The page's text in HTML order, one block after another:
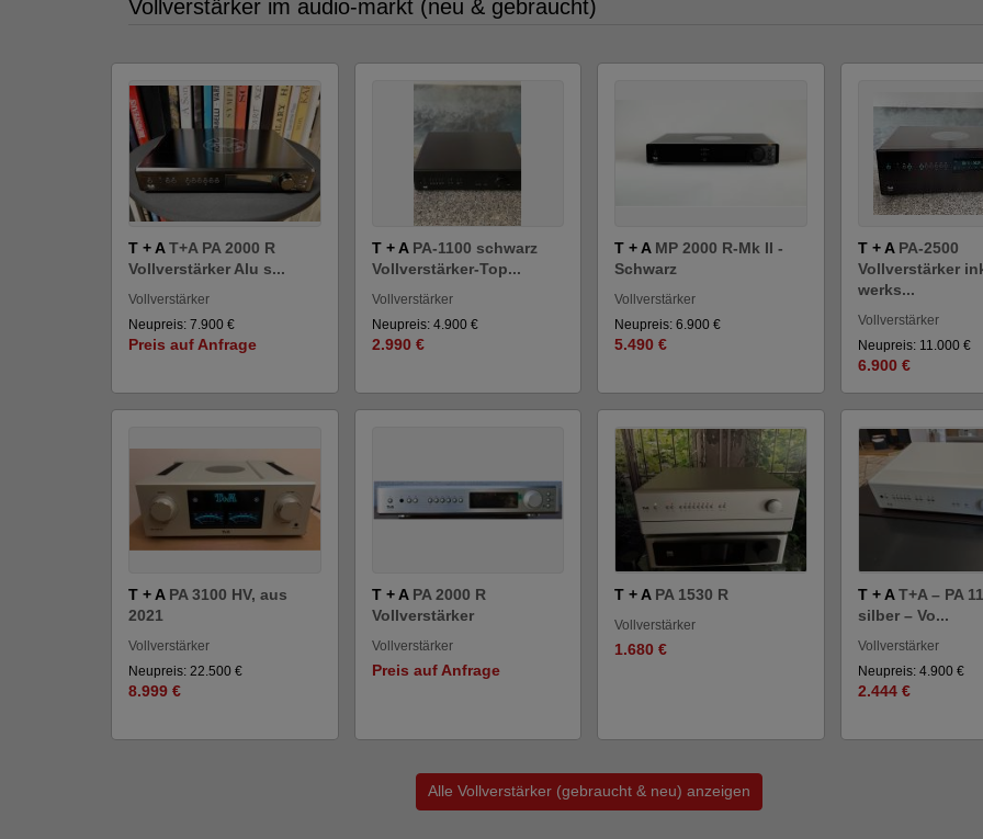
Vollverstärker im audio-markt (neu & gebraucht)
T + AT+A PA 2000 R
Vollverstärker Alu s...
Vollverstärker
Neupreis: 7.900 €
Preis auf Anfrage
T + A PA-1100 schwarz
Vollverstärker-Top...
Vollverstärker
Neupreis: 4.900 €
2.990 €
T + A MP 2000 R-Mk II -
Schwarz
Vollverstärker
Neupreis: 6.900 €
5.490 €
T + A PA-2500
Vollverstärker
werks...
Vollverstärker
Neupreis: 11.000 €
6.900 €
T + A PA 3100 HV, aus
2021
Vollverstärker
Neupreis: 22.500 €
8.999 €
T + A PA 2000 R
Vollverstärker
Vollverstärker
Preis auf Anfrage
T + A PA 1530 R
Vollverstärker
1.680 €
T + AT+A – PA
silber – Vo...
Vollverstärker
Neupreis: 4.900 €
2.444 €
Alle Vollverstärker (gebraucht & neu) anzeigen